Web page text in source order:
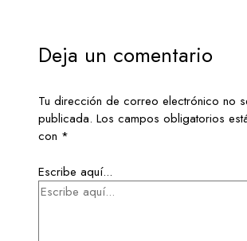
Deja un comentario
Tu dirección de correo electrónico no
publicada. Los campos obligatorios
con *
Escribe aquí...